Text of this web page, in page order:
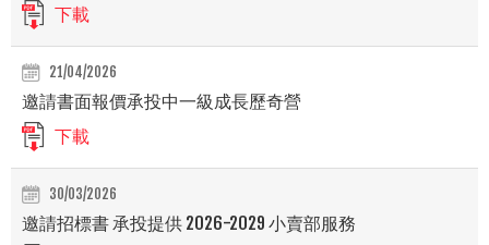
下載
21/04/2026
邀請書面報價承投中一級成長歷奇營
下載
30/03/2026
邀請招標書 承投提供 2026-2029 小賣部服務